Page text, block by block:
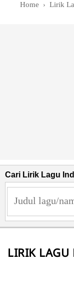
Home Lirik
Cari Lirik Lagu
LIRIK LAGU